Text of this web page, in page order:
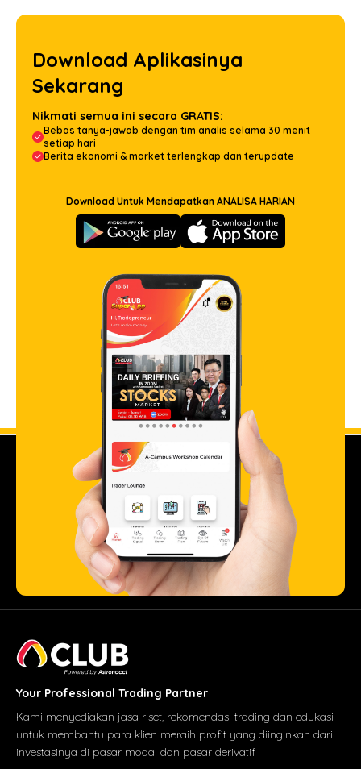
Download Aplikasinya
Sekarang
Nikmati semua ini secara GRATIS:
Bebas tanya-jawab dengan tim analis selama 30 menit
setiap hari
Berita ekonomi & market terlengkap dan terupdate
Download Untuk Mendapatkan ANALISA HARIAN
Your Professional Trading Partner
Kami menyediakan jasa riset, rekomendasi trading dan edukasi
untuk membantu para klien meraih profit yang diinginkan dari
investasinya di pasar modal dan pasar derivatif